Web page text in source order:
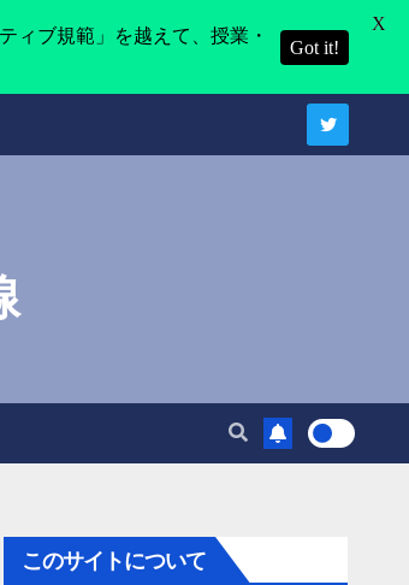
このサイトについて
ィブ規範」を越えて、授業・
Got it!
X